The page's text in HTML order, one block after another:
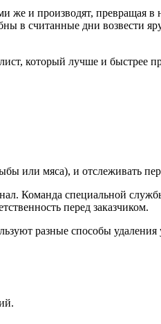
же и производят, превращая
в считанные дни возвести
который лучше и быстрее
или мяса), и отслеживать
Команда специальной
перед заказчиком.
разные способы удаления